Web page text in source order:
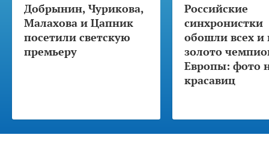
Добрынин, Чурикова,
Малахова и Цапник
посетили светскую
премьеру
Российские
синхронистки
обошли всех и
золото
Европы: фото
красавиц